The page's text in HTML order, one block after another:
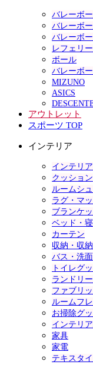
バレーボ
バレーボ
バレーボ
レフェリ
ボール
バレーボ
MIZUNO
ASICS
アウトレット
スポーツ TOP
インテリア
インテリ
クッション
ルームシ
ラグ・マ
ブランケ
ベッド・
カーテン
収納・収
バス・洗
トイレグ
ランドリ
ファブリ
ルームフ
お掃除グ
インテリ
家具
家電
テキスタ